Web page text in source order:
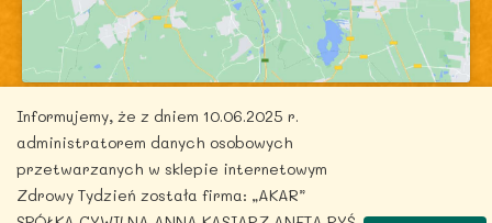
Copyright © 2026 zdrowytydzien.pl | Powered by
Informujemy, że z dniem 10.06.2025 r.
administratorem danych osobowych
przetwarzanych w sklepie internetowym
Zdrowy Tydzień została firma: „AKAR”